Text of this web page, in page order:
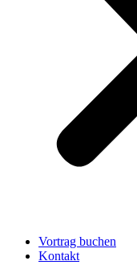
Vortrag buchen
Kontakt